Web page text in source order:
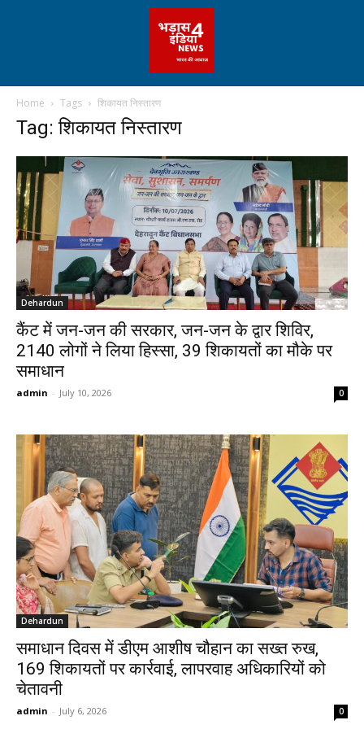
Home Tags शिकायत निस्तारण
Tag: शिकायत निस्तारण
Dehardun
कैंट में जन-जन की सरकार, जन-जन के द्वार शिविर,
2140 लोगों ने लिया हिस्सा, 39 शिकायतों का मौके पर
समाधान
admin - July 10, 2026 0
Dehardun
समाधान दिवस में डीएम आशीष चौहान का सख्त रुख,
169 शिकायतों पर कार्रवाई, लापरवाह अधिकारियों को
चेतावनी
admin - July 6, 2026 0